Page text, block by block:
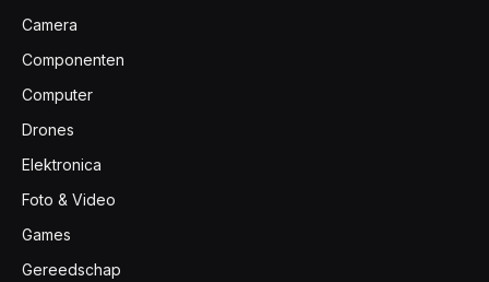
Camera
Componenten
Computer
Drones
Elektronica
Foto & Video
Games
Gereedschap